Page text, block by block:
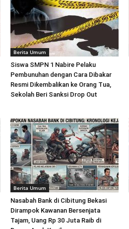
Berita Umum
Siswa SMPN 1 Nabire Pelaku
Pembunuhan dengan Cara Dibakar
Resmi Dikembalikan ke Orang Tua,
Sekolah Beri Sanksi Drop Out
Berita Umum
Nasabah Bank di Cibitung Bekasi
Dirampok Kawanan Bersenjata
Tajam, Uang Rp 30 Juta Raib di